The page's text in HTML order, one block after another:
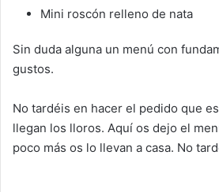
Mini roscón relleno de nata
Sin duda alguna un menú con
gustos.
No tardéis en hacer el pedido que
llegan los lloros. Aquí os dejo el
poco más os lo llevan a casa. No